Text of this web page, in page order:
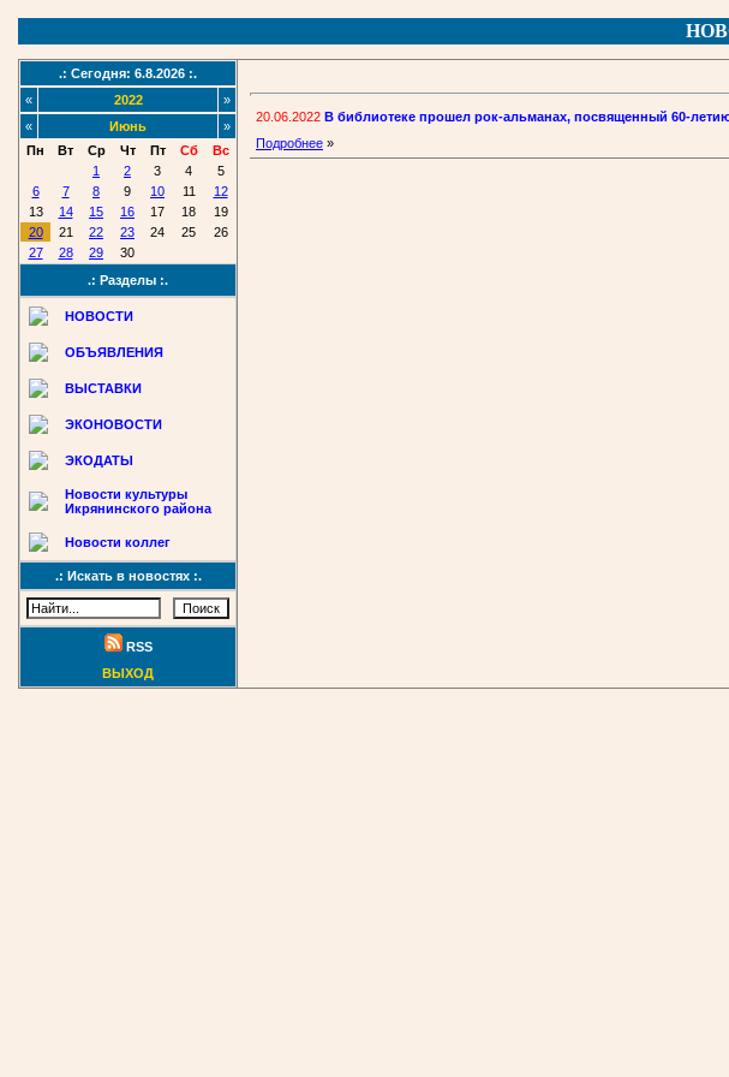
.: Сегодня: 6.8.2026 :.
«
2022
»
«
Июнь
»
Пн
Вт Ср Чт Пт Сб
Вс
1
2 3 4
5
6
7 8 9 10 11
12
13
14 15 16 17 18
19
20
21 22 23 24 25
26
27
28 29
30
.: Разделы :.
НОВОСТИ
ОБЪЯВЛЕНИЯ
ВЫСТАВКИ
ЭКОНОВОСТИ
ЭКОДАТЫ
Новости культуры
Икрянинского района
Новости коллег
.: Искать в новостях :.
RSS
ВЫХОД
20.06.2022 В библиотеке прошел рок-альманах, посвященный 60-
Подробнее »